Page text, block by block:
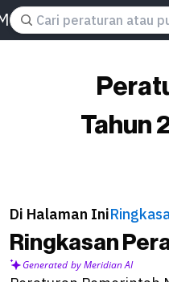
Tahun
Di Halaman Ini
Ringkasan
Generated by Meridian AI